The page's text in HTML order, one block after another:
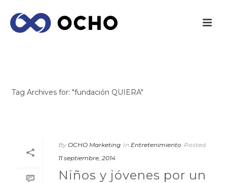
Tag Archives for: "fundación QUIERA"
By OCHO Marketing In Entretenimiento Posted
11 septiembre, 2014
Niños y jóvenes por un